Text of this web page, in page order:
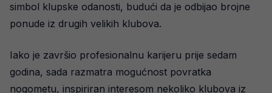
simbol klupske odanosti, budući da je odbijao brojne
ponude iz drugih velikih klubova.
Iako je završio profesionalnu karijeru prije sedam
godina, sada razmatra mogućnost povratka
nogometu, inspiriran interesom nekoliko klubova iz